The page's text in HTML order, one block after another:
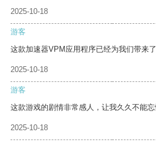
2025-10-18
游客
这款加速器VPM应用程序已经为我们带来
2025-10-18
游客
这款游戏的剧情非常感人，让我久久不能忘
2025-10-18